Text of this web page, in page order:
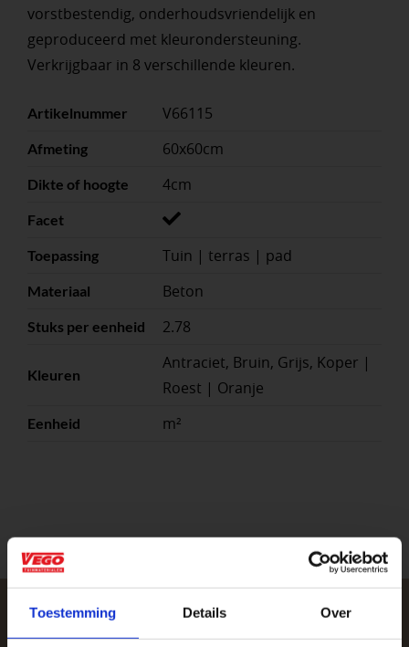
Toestemming Details Over
vorstbestendig, onderhoudsvriendelijk en
geproduceerd met kleurondersteuning.
Verkrijgbaar in 8 verschillende kleuren.
Artikelnummer V66115
Afmeting 60x60cm
Dikte of hoogte 4cm
Facet
Toepassing Tuin | terras | pad
Materiaal Beton
Stuks per eenheid 2.78
Kleuren
Antraciet, Bruin, Grijs, Koper |
Roest | Oranje
Eenheid m²